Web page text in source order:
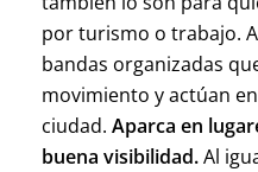
por turismo o trabajo.
bandas organizadas
movimiento y actúan
ciudad. Aparca en
buena visibilidad.Al